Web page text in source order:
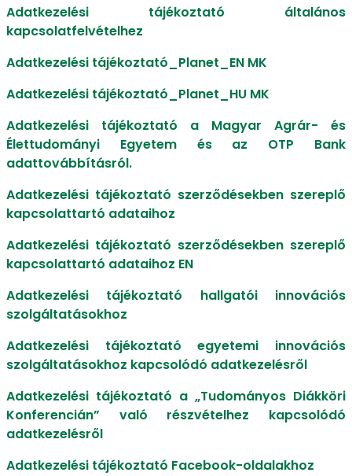
Adatkezelési tájékoztató általános
kapcsolatfelvételhez
Adatkezelési tájékoztató_Planet_EN MK
Adatkezelési tájékoztató_Planet_HU MK
Adatkezelési tájékoztató a Magyar Agrár- és
Élettudományi Egyetem és az OTP Bank
adattovábbításról.
Adatkezelési tájékoztató szerződésekben szereplő
kapcsolattartó adataihoz
Adatkezelési tájékoztató szerződésekben szereplő
kapcsolattartó adataihoz EN
Adatkezelési tájékoztató hallgatói innovációs
szolgáltatásokhoz
Adatkezelési tájékoztató egyetemi innovációs
szolgáltatásokhoz kapcsolódó adatkezelésről
Adatkezelési tájékoztató a „Tudományos Diákköri
Konferencián” való részvételhez kapcsolódó
adatkezelésről
Adatkezelési tájékoztató Facebook-oldalakhoz